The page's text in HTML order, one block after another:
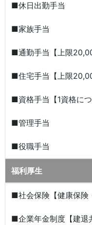
■休日出勤手当
■家族手当
■通勤手当【上限
■住宅手当【上限
■資格手当【1資格に
■管理手当
■役職手当
福利厚生
■社会保険【健康保険
■企業年金制度【建退